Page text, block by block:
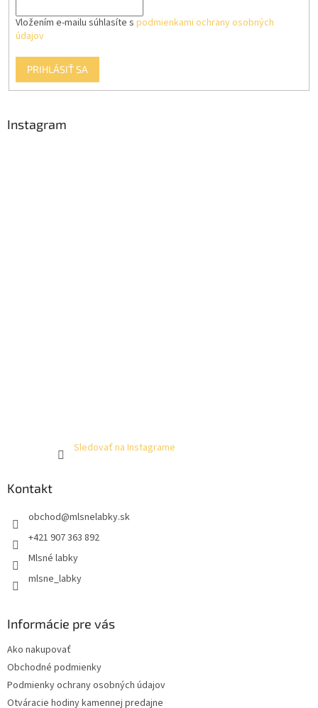
Vložením e-mailu súhlasíte s podmienkami ochrany osobných
údajov
PRIHLÁSIŤ SA
Instagram
Sledovať na Instagrame
Kontakt
obchod@mlsnelabky.sk
+421 907 363 892
Mlsné labky
mlsne_labky
Informácie pre vás
Ako nakupovať
Obchodné podmienky
Podmienky ochrany osobných údajov
Otváracie hodiny kamennej predajne